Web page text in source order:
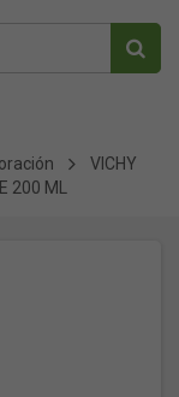
VICHY
200 ML